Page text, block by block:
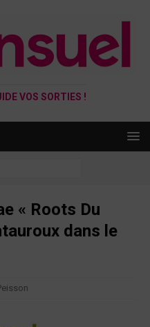
VOS SORTIES !
« Roots Du
dans le